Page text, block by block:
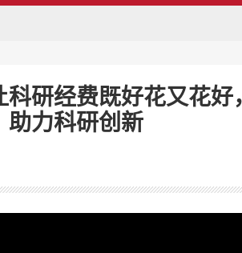
研经费既好花又花好
助力科研创新